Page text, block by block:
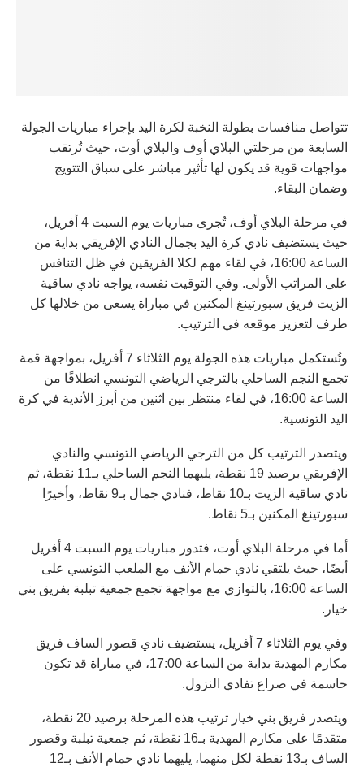
تتواصل منافسات بطولة النخبة لكرة اليد بإجراء مباريات الجولة
السابعة من مرحلتي البلاي أوف والبلاي أوت، حيث تُرتقب
مواجهات قوية قد يكون لها تأثير مباشر على سباق التتويج
وضمان البقاء.
في مرحلة البلاي أوف، تُجرى مباريات يوم السبت 4 أفريل،
حيث يستضيف نادي كرة اليد بجمال النادي الإفريقي بداية من
الساعة 16:00، في لقاء مهم لكلا الفريقين في ظل التنافس
على المراتب الأولى. وفي التوقيت نفسه، يواجه نادي ساقية
الزيت فريق سبورتينغ المكنين في مباراة يسعى من خلالها كل
طرف لتعزيز موقعه في الترتيب.
وتُستكمل مباريات هذه الجولة يوم الثلاثاء 7 أفريل، بمواجهة قمة
تجمع النجم الساحلي بالترجي الرياضي التونسي انطلاقًا من
الساعة 16:00، في لقاء منتظر بين اثنين من أبرز الأندية في كرة
اليد التونسية.
ويتصدر الترتيب كل من الترجي الرياضي التونسي والنادي
الإفريقي برصيد 19 نقطة، يليهما النجم الساحلي بـ11 نقطة، ثم
نادي ساقية الزيت بـ10 نقاط، فنادي جمال بـ9 نقاط، وأخيرًا
سبورتينغ المكنين بـ5 نقاط.
أما في مرحلة البلاي أوت، فتدور مباريات يوم السبت 4 أفريل
أيضًا، حيث يلتقي نادي حمام الأنف مع الملعب التونسي على
الساعة 16:00، بالتوازي مع مواجهة تجمع جمعية تبلبة بفريق بني
خيار.
وفي يوم الثلاثاء 7 أفريل، يستضيف نادي قصور الساف فريق
مكارم المهدية بداية من الساعة 17:00، في مباراة قد تكون
حاسمة في صراع تفادي النزول.
ويتصدر فريق بني خيار ترتيب هذه المرحلة برصيد 20 نقطة،
متقدمًا على مكارم المهدية بـ16 نقطة، ثم جمعية تبلبة وقصور
الساف بـ13 نقطة لكل منهما، يليهما نادي حمام الأنف بـ12